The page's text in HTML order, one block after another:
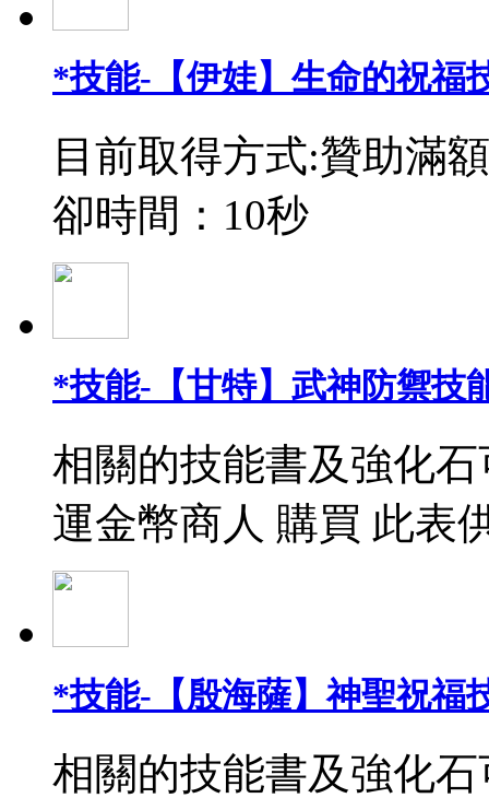
*技能-【伊娃】生命的祝福
目前取得方式:贊助滿
卻時間：10秒
*技能-【甘特】武神防禦技
相關的技能書及強化
運金幣商人 購買 此表
*技能-【殷海薩】神聖祝福
相關的技能書及強化